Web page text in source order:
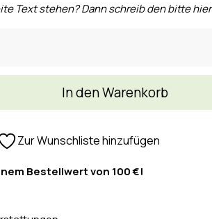
Text stehen? Dann schreib den bitte
In den Warenkorb
Zur Wunschliste hinzufügen
Bestellwert von 100 €!